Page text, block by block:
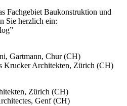
Fachgebiet Baukonstruktion und
Sie herzlich ein:
Gartmann, Chur (CH)
Krucker Architekten, Zürich (CH)
Zürich (CH)
Genf (CH)